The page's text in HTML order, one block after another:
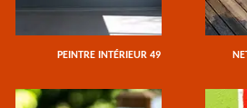
PEINTRE INTÉRIEUR 49